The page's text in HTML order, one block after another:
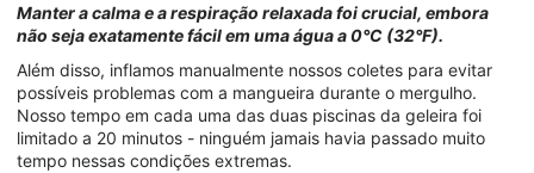
Manter a calma e a respiração relaxada foi crucial, embora
não seja exatamente fácil em uma água a 0°C (32°F).
Além disso, inflamos manualmente nossos coletes para evitar
possíveis problemas com a mangueira durante o mergulho.
Nosso tempo em cada uma das duas piscinas da geleira foi
limitado a 20 minutos - ninguém jamais havia passado muito
tempo nessas condições extremas.